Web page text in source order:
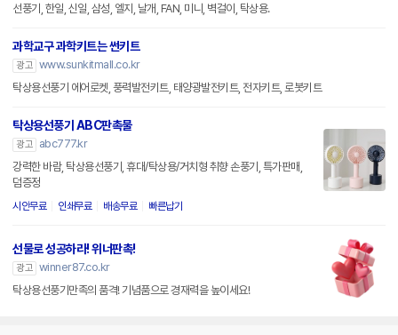
선풍기, 한일, 신일, 삼성, 엘지, 날개, FAN, 미니, 벽걸이, 탁상용.
과학교구 과학키트는 썬키트
광고 www.sunkitmall.co.kr
탁상용선풍기 에어로켓, 풍력발전키트, 태양광발전키트, 전자키트, 로봇키트
탁상용선풍기 ABC판촉물
광고
abc777.kr
강력한 바람, 탁상용선풍기, 휴대/탁상용/거치형 취향 손풍기, 특가판매,
덤증정
시안무료 인쇄무료 배송무료 빠른납기
선물로 성공하라! 위너판촉!
광고 winner87.co.kr
탁상용선풍기만족의 품격! 기념품으로 경재력을 높이세요!